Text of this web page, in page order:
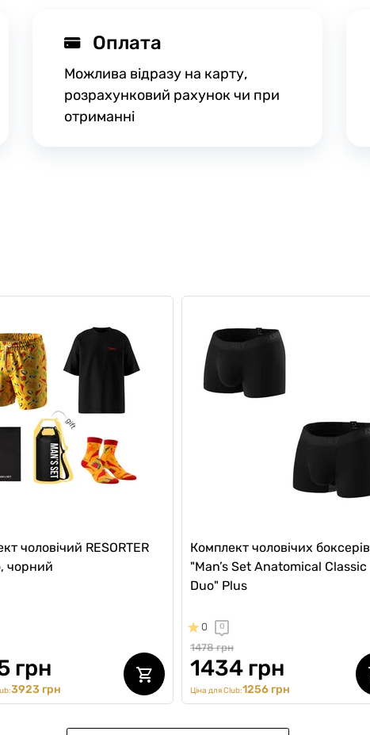
Оплата
Можлива відразу на карту,
розрахунковий рахунок чи при
отриманні
чоловічий RESORTER
чорний
грн
3923 грн
Комплект чоловічих боксерів
"Man’s Set Anatomical Classic
Duo" Plus
0 0
1478 грн
1434 грн
Ціна для Club:1256 грн